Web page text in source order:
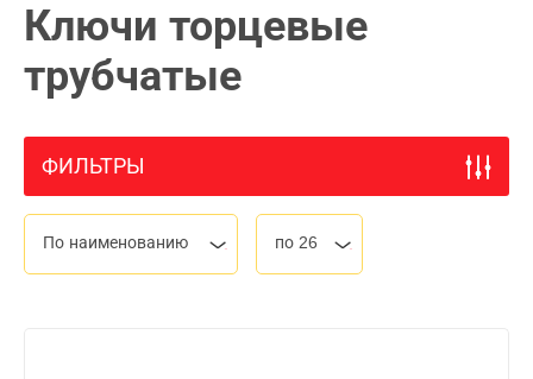
Ключи торцевые
трубчатые
ФИЛЬТРЫ
По наименованию по 26